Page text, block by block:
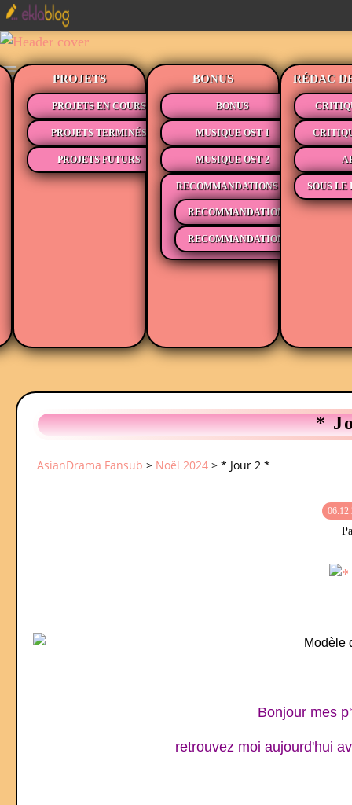
PROJETS
PROJETS EN COURS
PROJETS TERMINÉS
PROJETS FUTURS
BONUS
BONUS
MUSIQUE OST 1
MUSIQUE OST 2
RECOMMANDATIONS
RECOMMANDATIONS MÉDIAS
RECOMMANDATIONS LECTURE
RÉDAC
SOUS
*
AsianDrama Fansub > Noël 2024 > * Jour 2 *
Bonjour mes
retrouvez moi aujourd'hui